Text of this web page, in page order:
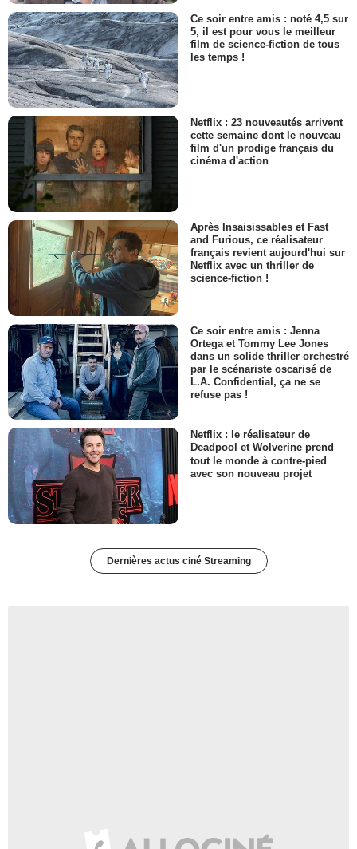
Ce soir entre amis : noté 4,5 sur
5, il est pour vous le meilleur
film de science-fiction de tous
les temps !
Netflix : 23 nouveautés arrivent
cette semaine dont le nouveau
film d'un prodige français du
cinéma d'action
Après Insaisissables et Fast
and Furious, ce réalisateur
français revient aujourd'hui sur
Netflix avec un thriller de
science-fiction !
Ce soir entre amis : Jenna
Ortega et Tommy Lee Jones
dans un solide thriller orchestré
par le scénariste oscarisé de
L.A. Confidential, ça ne se
refuse pas !
Netflix : le réalisateur de
Deadpool et Wolverine prend
tout le monde à contre-pied
avec son nouveau projet
Dernières actus ciné Streaming